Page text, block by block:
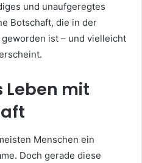
und unaufgeregtes
Botschaft, die in der
ist – und vielleicht
Leben mit
Menschen ein
Doch gerade diese